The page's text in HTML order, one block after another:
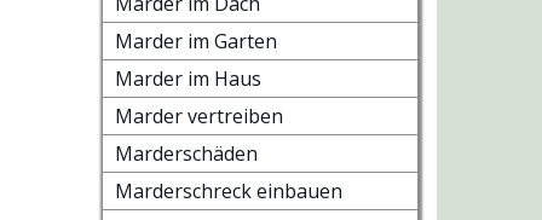
Marder im Garten
Marder im Haus
Marder vertreiben
Marderschäden
Marderschreck einbauen